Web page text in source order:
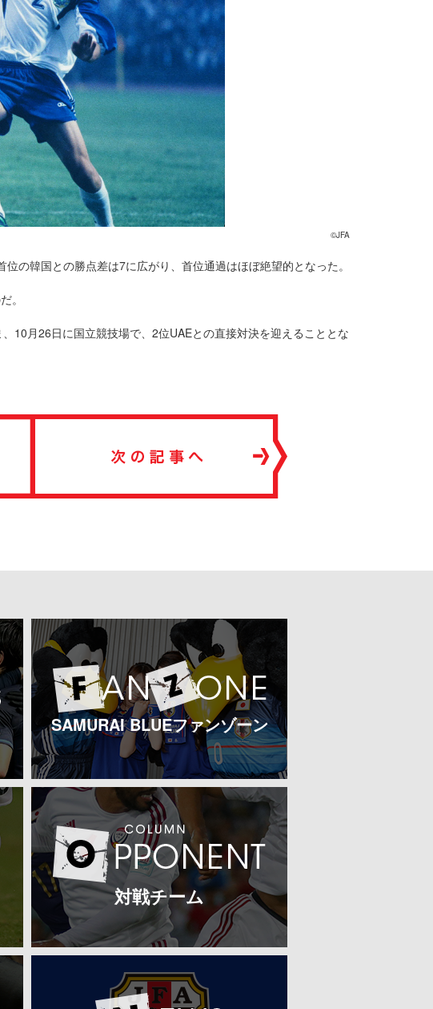
©JFA
の韓国との勝点差は7に広がり、首位通過はほぼ絶望的となった。
。
10月26日に国立競技場で、2位UAEとの直接対決を迎えることとな
SAMURAI BLUEファンゾーン
対戦チーム